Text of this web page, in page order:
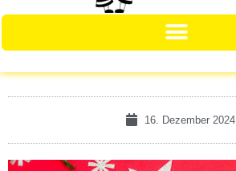
16. Dezember 2024